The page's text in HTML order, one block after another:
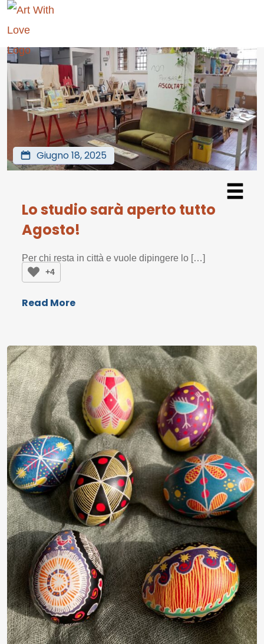
Giugno 18, 2025
Lo studio sarà aperto tutto
Agosto!
Per chi resta in città e vuole dipingere lo […]
+4
Read More